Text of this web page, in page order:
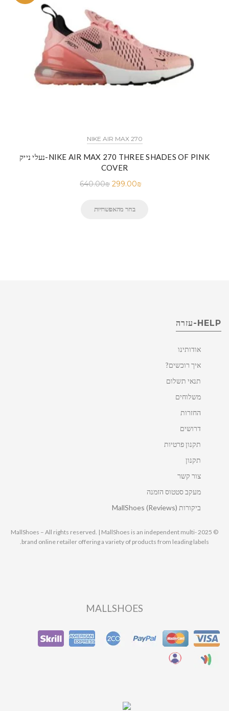
NIKE AIR MAX 270
נעלי נייק-NIKE AIR MAX 270 THREE SHADES OF PINK
COVER
640.00₪ 299.00₪
בחר מהאפשרויות
HELP-עזרה
אודותינו
איך רוכשים?
תנאי תשלום
משלוחים
החזרות
דרושים
תקנון פרטיות
תקנון
צור קשר
מעקב סטטוס הזמנה
ביקורות MallShoes (Reviews)
© 2025 MallShoes – All rights reserved. | MallShoes is an independent multi-
brand online retailer offering a variety of products from leading labels.
MALLSHOES